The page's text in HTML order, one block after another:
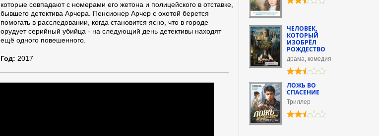
которые совпадают с номерами его жетона и полицейского в отставке,
бывшего детектива Арчера. Пенсионер Арчер с охотой берется
помогать в расследовании, когда становится ясно, что в городе
орудует серийный убийца - на следующий день детективы находят
ещё одного повешенного.
Год: 2017
ЧЕЛОВЕК,
КОТОРЫЙ
ИЗОБРЁЛ
РОЖДЕСТВО
драма, комедия
ЛОЖЬ ВО
СПАСЕНИЕ
Триллер